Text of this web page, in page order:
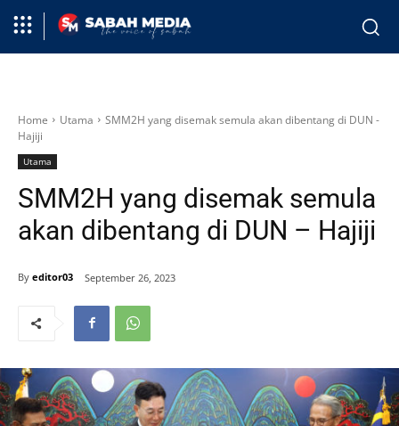
Home Utama
SMM2H yang disemak semula akan dibentang di DUN -
Hajiji
Utama
SMM2H yang disemak semula
akan dibentang di DUN – Hajiji
By editor03 September 26, 2023